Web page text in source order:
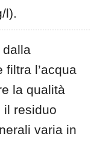
l).
dalla
l’acqua
la qualità
il residuo
varia in